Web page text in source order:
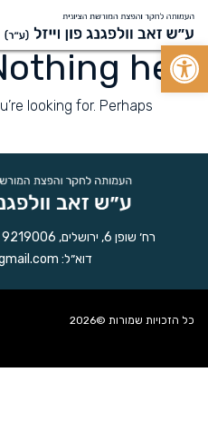
Open toolbar
here
looking for. Perhaps
רח׳ שופן 6, ירושלים, 9219006
דוא״ל:
כל הזכויות שמורות ©2026